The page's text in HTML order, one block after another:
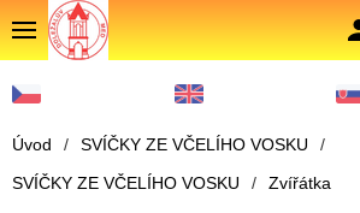
Úvod / SVÍČKY ZE VČELÍHO VOSKU
/
SVÍČKY ZE VČELÍHO VOSKU
/ Zvířátka